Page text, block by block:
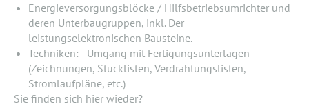
Energieversorgungsblöcke / Hilfsbetriebsumrichter und
deren Unterbaugruppen, inkl. Der
leistungselektronischen Bausteine.
Techniken: - Umgang mit Fertigungsunterlagen
(Zeichnungen, Stücklisten, Verdrahtungslisten,
Stromlaufpläne, etc.)
Sie finden sich hier wieder?